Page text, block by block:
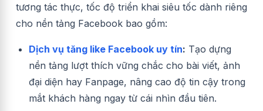
tương tác thực, tốc độ triển khai siêu tốc dành riêng
cho nền tảng Facebook bao gồm:
Dịch vụ tăng like Facebook uy tín: Tạo dựng
nền tảng lượt thích vững chắc cho bài viết, ảnh
đại diện hay Fanpage, nâng cao độ tin cậy trong
mắt khách hàng ngay từ cái nhìn đầu tiên.